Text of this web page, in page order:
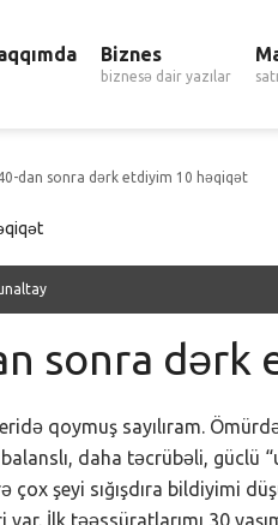
Biznes
biznesə dair yazılar
dan sonra dərk etdiyim 10 həqiqət
sonra dərk
qoymuş sayılıram.
daha təcrübəli, güclü
çox şeyi sığışdıra bildiyimi
İlk təəssüratlarımı 30